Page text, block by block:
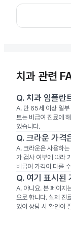
치과 관련
Q. 치과 임플란
A. 만 65세 이상 일부
트는 비급여 진료에
있습니다.
Q. 크라운 가격
A. 크라운은 사용하
가 검사 여부에 따라
비급여 가격이 다를
Q. 여기 표시된
A. 아니요. 본 페이지
으로 합니다. 실제 진
있어 상담 시 확인이